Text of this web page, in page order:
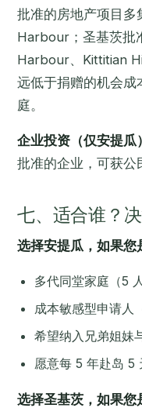
批准的房地产项目
Harbour；圣基茨批
Harbour、Kittitian
远低于捐赠的机会成
庭。
企业投资（仅安提瓜
批准的企业，可获公
七、适合谁？
选择安提瓜，如果您
多代同堂家庭（5
成本敏感型申请人
希望纳入兄弟姐妹
愿意每 5 年赴岛 5
选择圣基茨，如果您